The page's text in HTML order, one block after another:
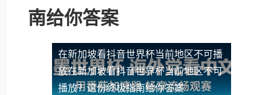
南给你答案
在新加坡看抖音世界杯当前地区不可播
放在新加坡看抖音世界杯当前地区不可
播放？这份终极指南给你答案